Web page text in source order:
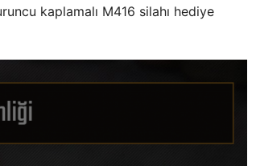
kaplamalı M416 silahı hediye